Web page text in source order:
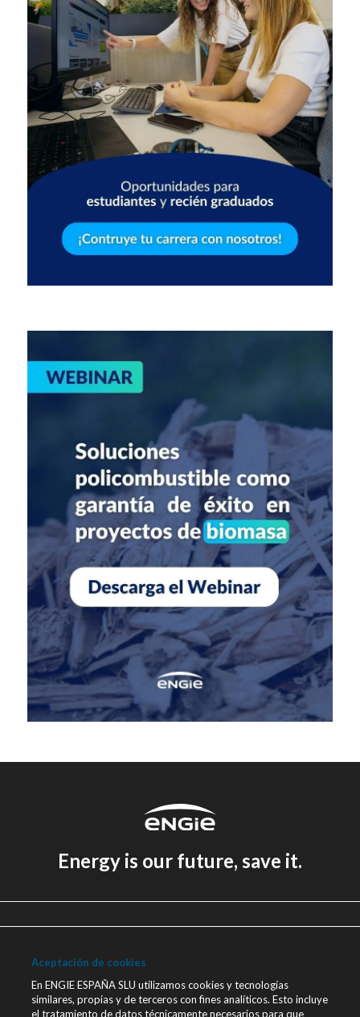
Energy is our future, save it.
Aviso legal
Política de Privacidad
Política de cookies
Canal Ético
Aceptación de cookies
En ENGIE ESPAÑA SLU utilizamos cookies y tecnologías
similares, propias y de terceros con fines analíticos. Esto incluye
el tratamiento de datos técnicamente necesarios para que